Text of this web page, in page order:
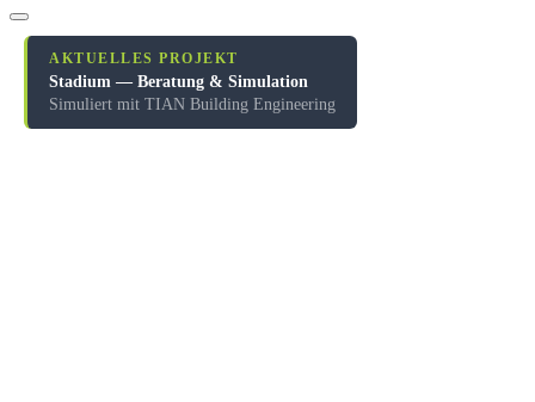
AKTUELLES PROJEKT
Stadium — Beratung & Simulation
Simuliert mit TIAN Building Engineering